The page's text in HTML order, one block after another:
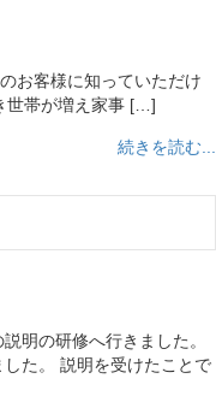
お客様に知っていただけ
世帯が増え家事 […]
続きを読む...
明の研修へ行きました。
た。 説明を受けたことで